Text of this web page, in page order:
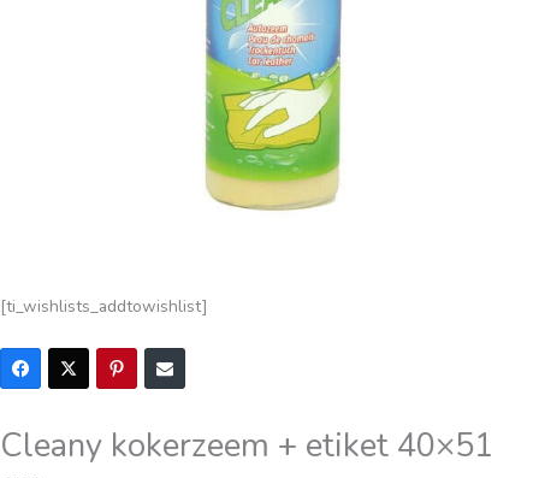
[ti_wishlists_addtowishlist]
Cleany kokerzeem + etiket 40×51